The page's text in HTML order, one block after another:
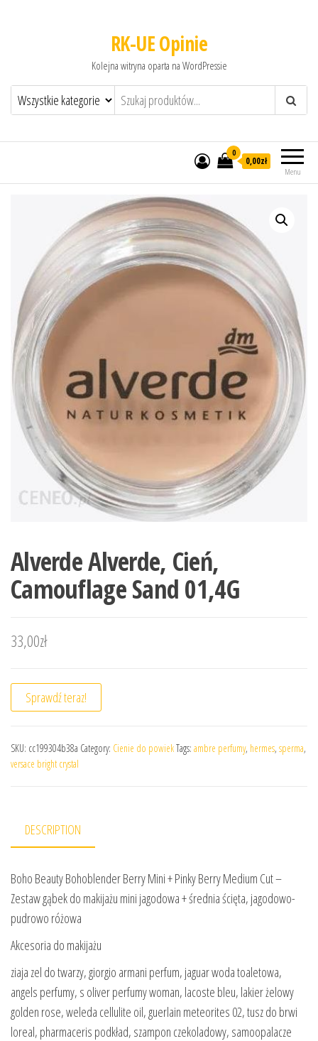
RK-UE Opinie
Kolejna witryna oparta na WordPressie
Menu
0
0,00zł
Alverde Alverde, Cień,
Camouflage Sand 01,4G
33,00zł
Sprawdź teraz!
SKU: cc199304b38a Category: Cienie do powiekTags: ambre perfumy, hermes, sperma,
versace bright crystal
DESCRIPTION
Boho Beauty Bohoblender Berry Mini + Pinky Berry Medium Cut –
Zestaw gąbek do makijażu mini jagodowa + średnia ścięta, jagodowo-
pudrowo różowa
Akcesoria do makijażu
ziaja zel do twarzy, giorgio armani perfum, jaguar woda toaletowa,
angels perfumy, s oliver perfumy woman, lacoste bleu, lakier żelowy
golden rose, weleda cellulite oil, guerlain meteorites 02, tusz do brwi
loreal, pharmaceris podkład, szampon czekoladowy, samoopalacze